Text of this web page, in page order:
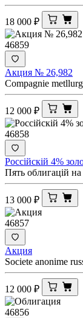
18 000 ₽
46859
Акция № 26,982
Compagnie
12 000 ₽
46858
Россiйскiй 4%
Пять облигацiй
13 000 ₽
46857
Акция
Societe anonime
12 000 ₽
46856